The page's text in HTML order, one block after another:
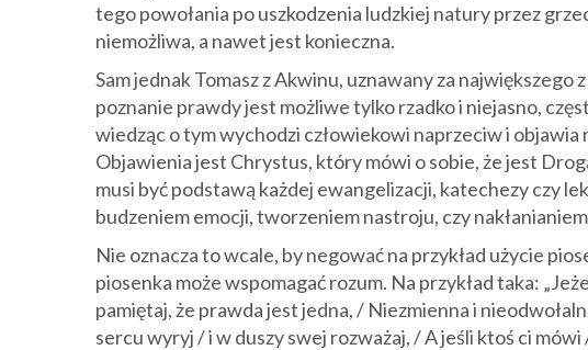
tego powołania po uszkodzenia ludzkiej natury przez
niemożliwa, a nawet jest konieczna.
Sam jednak Tomasz z Akwinu, uznawany za największego
poznanie prawdy jest możliwe tylko rzadko i niejasno,
wiedząc o tym wychodzi człowiekowi naprzeciw i objawia
Objawienia jest Chrystus, który mówi o sobie, że jest
musi być podstawą każdej ewangelizacji, katechezy czy
budzeniem emocji, tworzeniem nastroju, czy
Nie oznacza to wcale, by negować na przykład użycie
piosenka może wspomagać rozum. Na przykład taka:
pamiętaj, że prawda jest jedna, / Niezmienna i
sercu wyryj / i w duszy swej rozważaj, / A jeśli ktoś ci mówi